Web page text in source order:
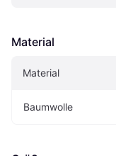
Material
Material
Baumwolle